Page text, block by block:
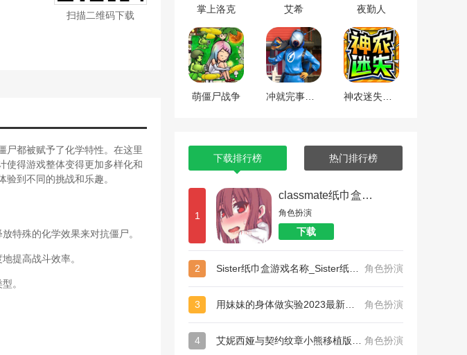
扫描二维码下载
尸都被赋予了化学特性。在这里
使得游戏整体变得更加多样化和
到不同的挑战和乐趣。
特殊的化学效果来对抗僵尸。
提高战斗效率。
。
掌上洛克 艾希 夜勤人
萌僵尸战争
下载排行榜 热门排行榜
1
classmate纸巾盒系列_和散漫的同学一起生活纸巾盒
角色扮演
下载
2 角色扮演
3 角色扮演
4 角色扮演